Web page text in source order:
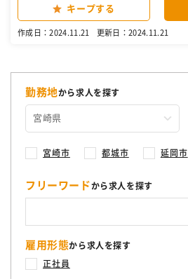
キープする
作成日：2024.11.21 更新日：2024.11.21
勤務地から求人を探す
宮崎市 都城市 延岡市
フリーワードから求人を探す
雇用形態から求人を探す
正社員